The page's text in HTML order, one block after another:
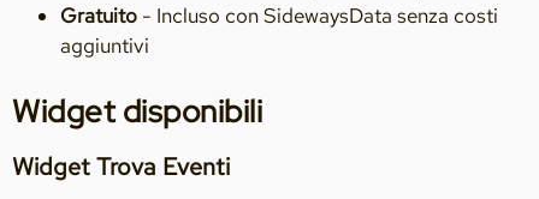
Gratuito - Incluso con SidewaysData senza costi
aggiuntivi
Widget disponibili
Widget Trova Eventi